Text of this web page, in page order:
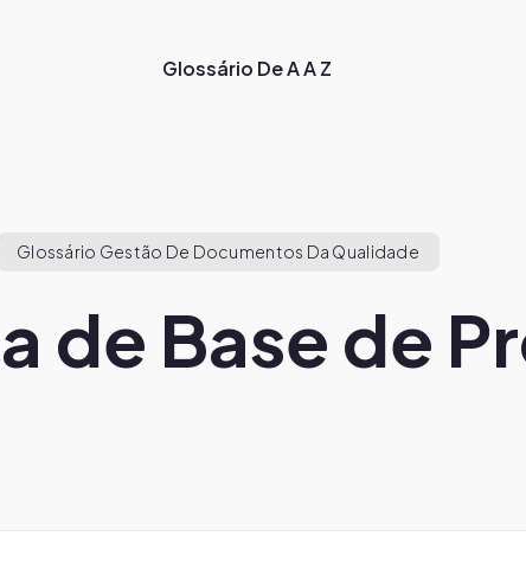
Glossário De A A Z
Glossário Gestão De Documentos Da Qualidade
de Base de